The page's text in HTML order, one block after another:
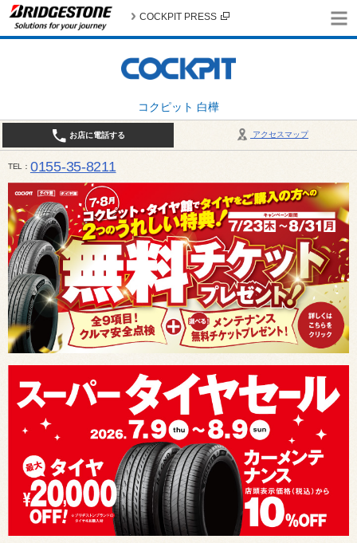
コクピット 白樺
COCKPIT PRESS
アクセスマップ
お店に電話する
TEL 0155-35-8211
10:00～18:30 （作業受付17:30最終） / 定休日：7月定休日 1日、7日、8日、14日、15日、21